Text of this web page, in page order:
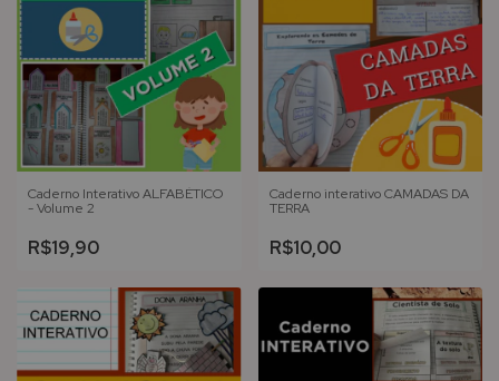
Caderno Interativo ALFABÉTICO
- Volume 2
R$19,90
Caderno interativo CAMADAS DA
TERRA
R$10,00